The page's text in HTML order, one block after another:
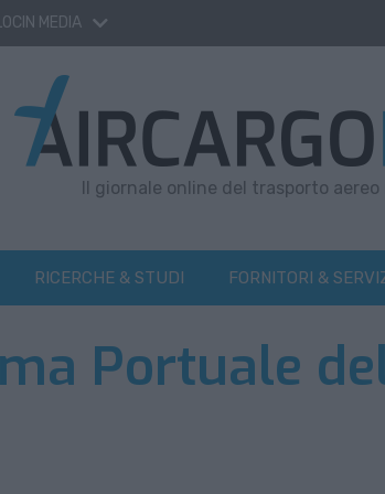
MEDIA
Il giornale online del trasporto
RICERCHE & STUDI FORNITORI &
Portuale